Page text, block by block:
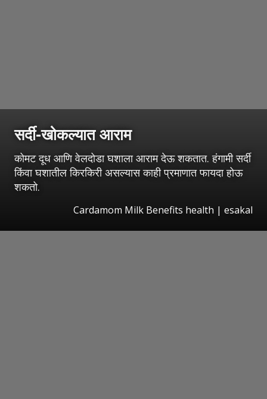
सर्दी-खोकल्यात आराम
कोमट दूध आणि वेलदोडा घशाला आराम देऊ शकतात. हंगामी सर्दी
किंवा घशातील किरकिरी असल्यास काही प्रमाणात फायदा होऊ
शकतो.
Cardamom Milk Benefits health | esakal